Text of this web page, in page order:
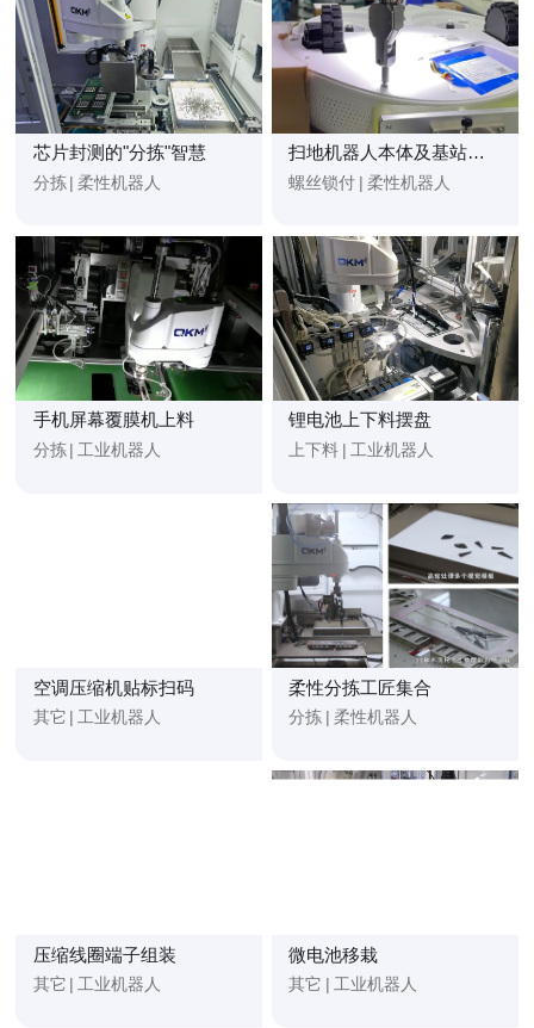
芯片封测的"分拣"智慧
分拣 柔性机器人
扫地机器人本体及基站锁附
螺丝锁付 柔性机器人
手机屏幕覆膜机上料
分拣 工业机器人
锂电池上下料摆盘
上下料 工业机器人
空调压缩机贴标扫码
其它 工业机器人
柔性分拣工匠集合
分拣 柔性机器人
压缩线圈端子组装
其它 工业机器人
微电池移栽
其它 工业机器人